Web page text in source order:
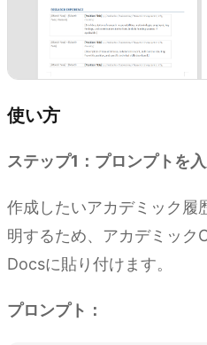
使い方
ステップ1：プロンプトを
作成したいアカデミック履
明するため、アカデミック
Docsに貼り付けます。
プロンプト：